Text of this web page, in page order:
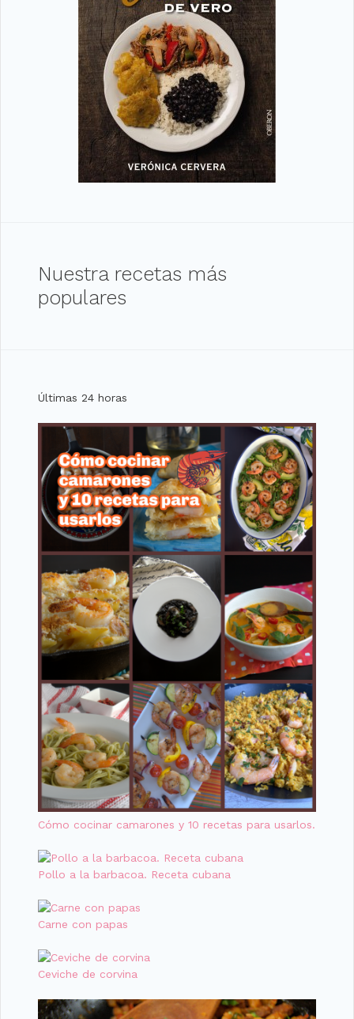
Nuestra recetas más
populares
Últimas 24 horas
Cómo cocinar camarones y 10 recetas para usarlos.
Pollo a la barbacoa. Receta cubana
Carne con papas
Ceviche de corvina